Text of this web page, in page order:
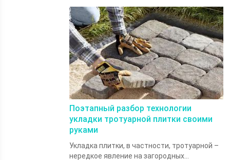
Поэтапный разбор технологии
укладки тротуарной плитки своими
руками
Укладка плитки, в частности, тротуарной –
нередкое явление на загородных...